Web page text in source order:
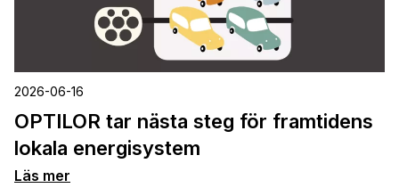
2026-06-16
OPTILOR tar nästa steg för framtidens
lokala energisystem
Läs mer